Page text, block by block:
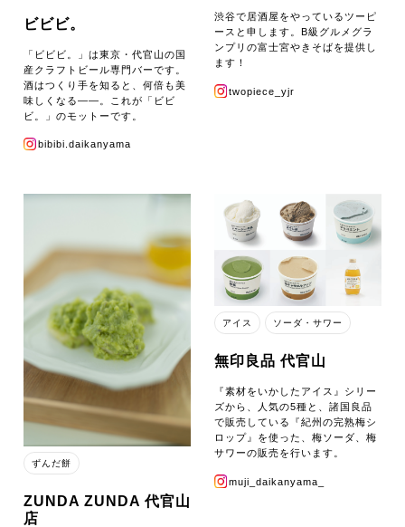
ビビビ。
「ビビビ。」は東京・代官山の国
産クラフトビール専門バーです。
酒はつくり手を知ると、何倍も美
味しくなる――。これが「ビビ
ビ。」のモットーです。
bibibi.daikanyama
渋谷で居酒屋をやっているツーピ
ースと申します。B級グルメグラ
ンプリの富士宮やきそばを提供し
ます！
twopiece_yjr
ずんだ餅
ZUNDA ZUNDA 代官山
店
アイス ソーダ・サワー
無印良品 代官山
『素材をいかしたアイス』シリー
ズから、人気の5種と、諸国良品
で販売している『紀州の完熟梅シ
ロップ』を使った、梅ソーダ、梅
サワーの販売を行います。
muji_daikanyama_